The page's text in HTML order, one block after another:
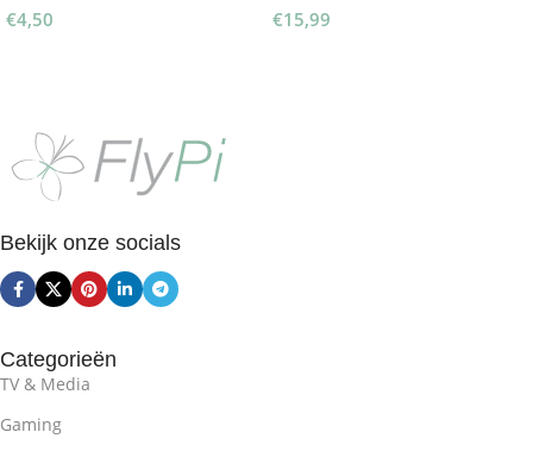
€4,50
€15,99
Bekijk onze socials
Categorieën
TV & Media
Gaming